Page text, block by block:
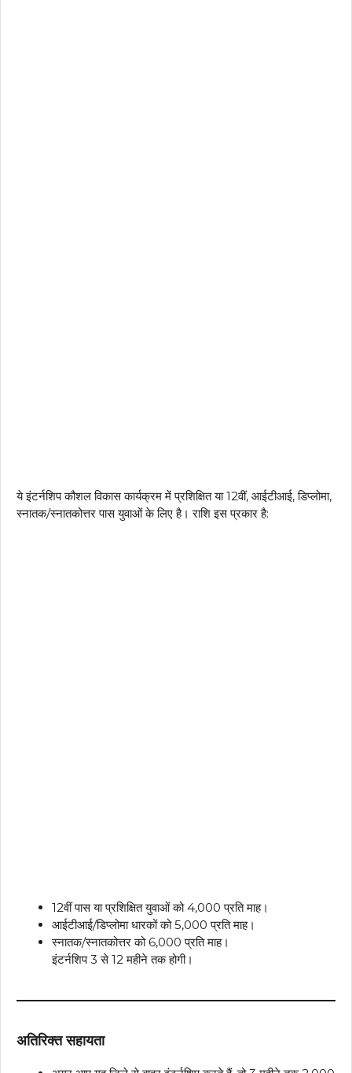
ये इंटर्नशिप कौशल विकास कार्यक्रम में प्रशिक्षित या 12वीं, आईटीआई, डिप्लोमा,
स्नातक/स्नातकोत्तर पास युवाओं के लिए है। राशि इस प्रकार है:
12वीं पास या प्रशिक्षित युवाओं को ₹4,000 प्रति माह।
आईटीआई/डिप्लोमा धारकों को ₹5,000 प्रति माह।
स्नातक/स्नातकोत्तर को ₹6,000 प्रति माह।
इंटर्नशिप 3 से 12 महीने तक होगी।
अतिरिक्त सहायता